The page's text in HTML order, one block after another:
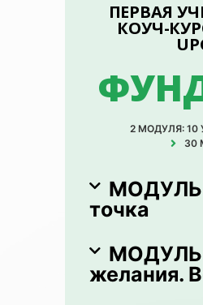
ПЕРВАЯ
КОУЧ-
2 МОДУЛЯ: 10
30
МОДУЛЬ
точка
МОДУЛЬ
желания.